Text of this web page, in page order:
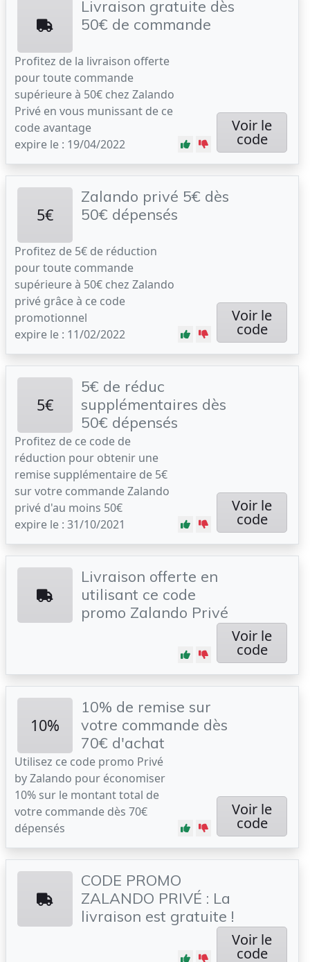
Livraison gratuite dès
50€ de commande
Profitez de la livraison offerte
pour toute commande
supérieure à 50€ chez Zalando
Privé en vous munissant de ce
code avantage
expire le : 19/04/2022
Voir le
code
5€
Zalando privé 5€ dès
50€ dépensés
Profitez de 5€ de réduction
pour toute commande
supérieure à 50€ chez Zalando
privé grâce à ce code
promotionnel
expire le : 11/02/2022
Voir le
code
5€
5€ de réduc
supplémentaires dès
50€ dépensés
Profitez de ce code de
réduction pour obtenir une
remise supplémentaire de 5€
sur votre commande Zalando
privé d'au moins 50€
expire le : 31/10/2021
Voir le
code
Livraison offerte en
utilisant ce code
promo Zalando Privé
Voir le
code
10%
10% de remise sur
votre commande dès
70€ d'achat
Utilisez ce code promo Privé
by Zalando pour économiser
10% sur le montant total de
votre commande dès 70€
dépensés
Voir le
code
CODE PROMO
ZALANDO PRIVÉ : La
livraison est gratuite !
Voir le
code